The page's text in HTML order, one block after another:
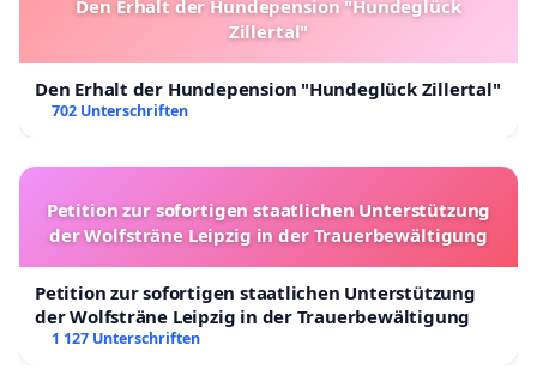
Den Erhalt der Hundepension "Hundeglück
Zillertal"
Den Erhalt der Hundepension "Hundeglück Zillertal"
702 Unterschriften
Petition zur sofortigen staatlichen Unterstützung
der Wolfsträne Leipzig in der Trauerbewältigung
Petition zur sofortigen staatlichen Unterstützung
der Wolfsträne Leipzig in der Trauerbewältigung
1 127 Unterschriften